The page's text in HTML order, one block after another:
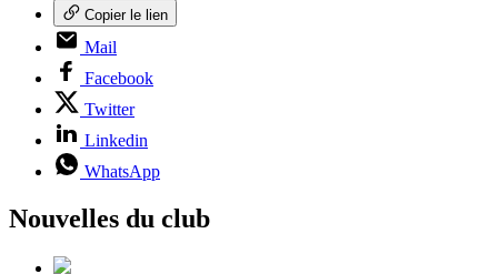
Copier le lien
Mail
Facebook
Twitter
Linkedin
WhatsApp
Nouvelles du club